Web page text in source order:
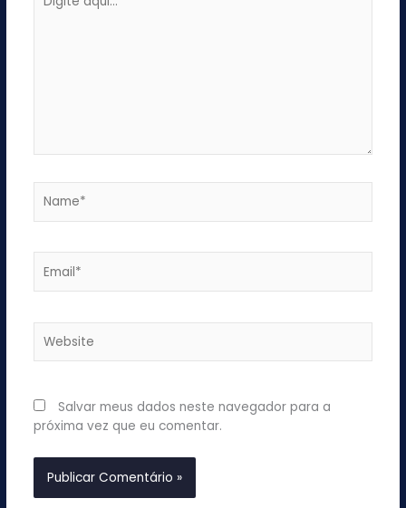
aqui...
Salvar meus dados neste navegador para a
próxima vez que eu comentar.